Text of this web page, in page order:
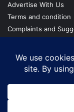
Advertise With Us
Terms and condition
Complaints and
Our Team